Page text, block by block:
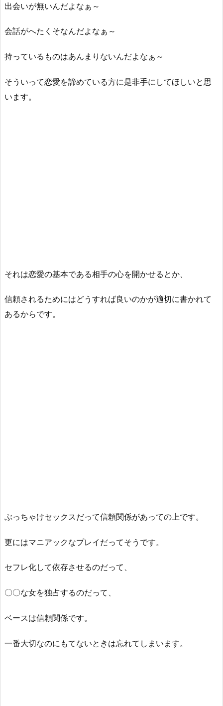
出会いが無いんだよなぁ～
会話がへたくそなんだよなぁ～
持っているものはあんまりないんだよなぁ～
そういって恋愛を諦めている方に是非手にしてほしいと思
います。
それは恋愛の基本である相手の心を開かせるとか、
信頼されるためにはどうすれば良いのかが適切に書かれて
あるからです。
ぶっちゃけセックスだって信頼関係があっての上です。
更にはマニアックなプレイだってそうです。
セフレ化して依存させるのだって、
〇〇な女を独占するのだって、
ベースは信頼関係です。
一番大切なのにもてないときは忘れてしまいます。